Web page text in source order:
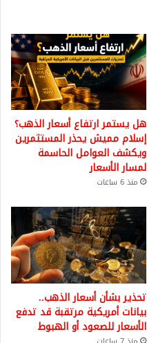
هل يستمر ارتفاع أسعار الذهب؟
إسلام مميش يحذر المستثمرين
ويكشف العوامل الحاسمة
لمسار الأسعار
منذ 6 ساعات
تحذير بشأن أسعار الذهب..
بيانات أمريكية مرتقبة قد تدفع
الأسعار للصعود أو الهبوط